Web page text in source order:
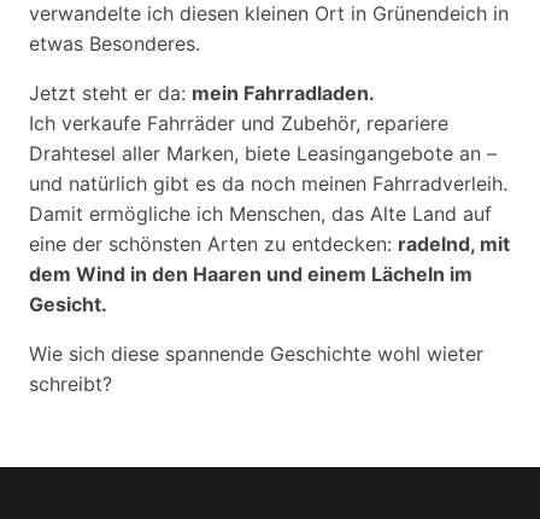
verwandelte ich diesen kleinen Ort in Grünendeich in
etwas Besonderes.
Jetzt steht er da: mein Fahrradladen.
Ich verkaufe Fahrräder und Zubehör, repariere
Drahtesel aller Marken, biete Leasingangebote an –
und natürlich gibt es da noch meinen Fahrradverleih.
Damit ermögliche ich Menschen, das Alte Land auf
eine der schönsten Arten zu entdecken: radelnd, mit
dem Wind in den Haaren und einem Lächeln im
Gesicht.
Wie sich diese spannende Geschichte wohl wieter
schreibt?